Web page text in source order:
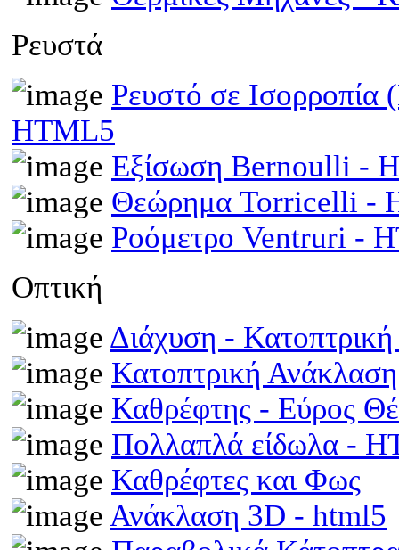
Ρευστά
Ρευστό σε Ισορροπία
HTML5
Εξίσωση Bernoulli -
Θεώρημα Torricelli -
Ροόμετρο Ventruri -
Οπτική
Διάχυση -
Κατοπτρική
Καθρέφτης - Εύρος
Πολλαπλά είδωλα -
Καθρέφτες και Φως
Ανάκλαση 3D - html5